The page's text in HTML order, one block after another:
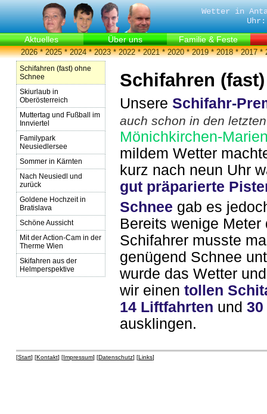
Wetter in
Aktuelles
Über uns Familie & Feste
2026*2025*2024*2023*2022*2021*2020*2019*2018*2017*
Schifahren (fast) ohne
Schnee
Skiurlaub in
Oberösterreich
Muttertag und Fußball im
Innviertel
Familypark
Neusiedlersee
Sommer in Kärnten
Nach Neusiedl und
zurück
Goldene Hochzeit in
Bratislava
Schöne Aussicht
Mit der Action-Cam in der
Therme Wien
Skifahren aus der
Helmperspektive
Schifahren
Unsere Schifahr-
auch schon in den
Mönichkirchen-
mildem Wetter
kurz nach neun Uhr
gut präparierte
Schnee gab es
Bereits wenige
Schifahrer musste
genügend Schnee
wurde das Wetter
wir einen tollen
14 Liftfahrten und
ausklingen.
[Start] [Kontakt] [Impressum] [Datenschutz] [Links]